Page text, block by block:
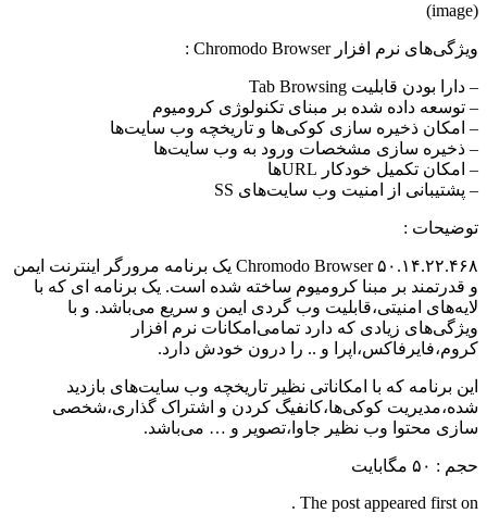
(image)
ویژگی‌های نرم افزار Chromodo Browser :
– دارا بودن قابلیت Tab Browsing
– توسعه داده شده بر مبنای تکنولوژی کرومیوم
– امکان ذخیره سازی کوکی‌ها و تاریخچه وب سایت‌ها
– ذخیره سازی مشخصات ورود به وب سایت‌ها
– امکان تکمیل خودکار URL‌ها
– پشتیبانی از امنیت وب سایت‌های SS
توضیحات :
Chromodo Browser ۵۰.۱۴.۲۲.۴۶۸ یک برنامه مرورگر اینترنت ایمن
و قدرتمند بر مبنا کرومیوم ساخته شده است. یک برنامه ای که با
لایه‌های امنیتی،قابلیت وب گردی ایمن و سریع می‌باشد. و با
ویژگی‌های زیادی که دارد تمامی‌امکانات نرم افزار
کروم،فایرفاکس،اپرا و .. را درون خودش دارد.
این برنامه که با امکاناتی نظیر تاریخچه وب سایت‌های بازدید
شده،مدیریت کوکی‌ها،کانفیگ کردن و اشتراک گذاری،شخصی
سازی محتوا وب نظیر جاوا،تصویر و … می‌باشد.
حجم : ۵۰ مگابایت
The post appeared first on .